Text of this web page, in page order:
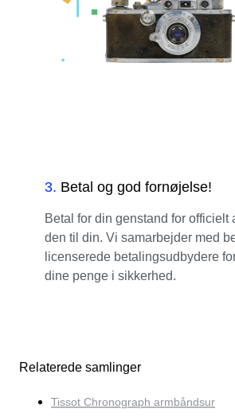
3. Betal og god fornøjelse!
Betal for din genstand for officielt
den til din. Vi samarbejder med
licenserede betalingsudbydere
dine penge i sikkerhed.
Relaterede samlinger
Tissot Chronograph armbåndsur